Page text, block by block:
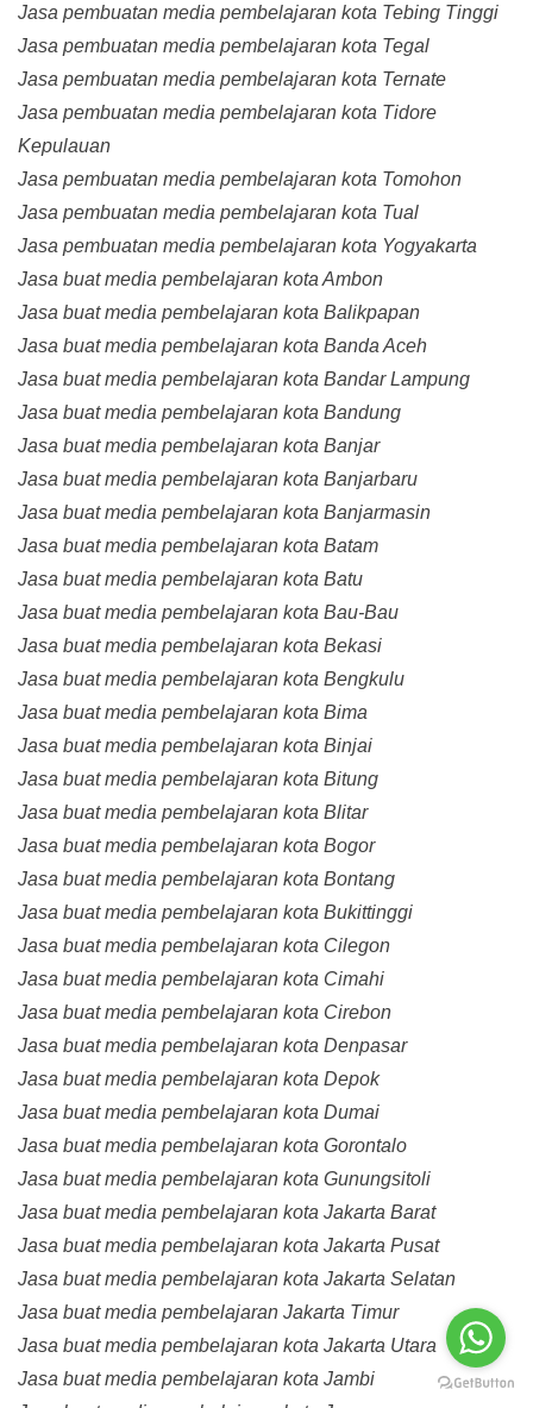
Jasa pembuatan media pembelajaran kota Tebing Tinggi
Jasa pembuatan media pembelajaran kota Tegal
Jasa pembuatan media pembelajaran kota Ternate
Jasa pembuatan media pembelajaran kota Tidore
Kepulauan
Jasa pembuatan media pembelajaran kota Tomohon
Jasa pembuatan media pembelajaran kota Tual
Jasa pembuatan media pembelajaran kota Yogyakarta
Jasa buat media pembelajaran kota Ambon
Jasa buat media pembelajaran kota Balikpapan
Jasa buat media pembelajaran kota Banda Aceh
Jasa buat media pembelajaran kota Bandar Lampung
Jasa buat media pembelajaran kota Bandung
Jasa buat media pembelajaran kota Banjar
Jasa buat media pembelajaran kota Banjarbaru
Jasa buat media pembelajaran kota Banjarmasin
Jasa buat media pembelajaran kota Batam
Jasa buat media pembelajaran kota Batu
Jasa buat media pembelajaran kota Bau-Bau
Jasa buat media pembelajaran kota Bekasi
Jasa buat media pembelajaran kota Bengkulu
Jasa buat media pembelajaran kota Bima
Jasa buat media pembelajaran kota Binjai
Jasa buat media pembelajaran kota Bitung
Jasa buat media pembelajaran kota Blitar
Jasa buat media pembelajaran kota Bogor
Jasa buat media pembelajaran kota Bontang
Jasa buat media pembelajaran kota Bukittinggi
Jasa buat media pembelajaran kota Cilegon
Jasa buat media pembelajaran kota Cimahi
Jasa buat media pembelajaran kota Cirebon
Jasa buat media pembelajaran kota Denpasar
Jasa buat media pembelajaran kota Depok
Jasa buat media pembelajaran kota Dumai
Jasa buat media pembelajaran kota Gorontalo
Jasa buat media pembelajaran kota Gunungsitoli
Jasa buat media pembelajaran kota Jakarta Barat
Jasa buat media pembelajaran kota Jakarta Pusat
Jasa buat media pembelajaran kota Jakarta Selatan
Jasa buat media pembelajaran Jakarta Timur
Jasa buat media pembelajaran kota Jakarta Utara
Jasa buat media pembelajaran kota Jambi